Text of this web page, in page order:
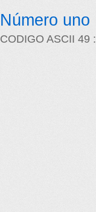
Número uno
CODIGO ASCII 49 :